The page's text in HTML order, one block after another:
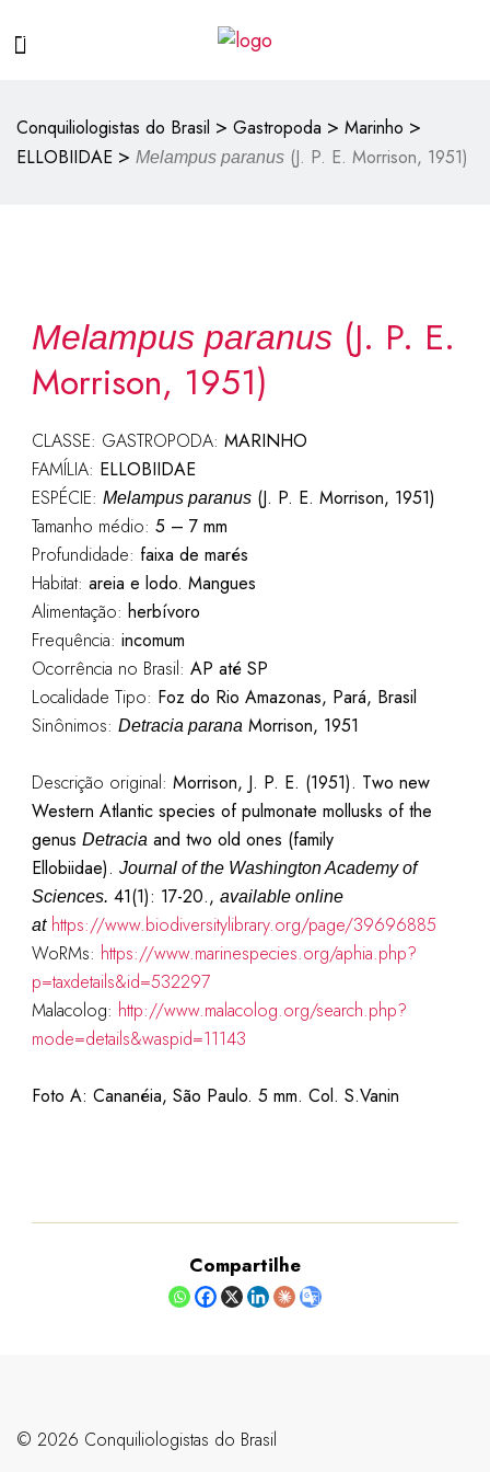
Conquiliologistas do Brasil > Gastropoda > Marinho >
ELLOBIIDAE > Melampus paranus (J. P. E. Morrison, 1951)
Melampus paranus(J. P. E.
Morrison, 1951)
CLASSE: GASTROPODA: MARINHO
FAMÍLIA: ELLOBIIDAE
ESPÉCIE: Melampus paranus(J. P. E. Morrison, 1951)
Tamanho médio: 5 – 7 mm
Profundidade: faixa de marés
Habitat: areia e lodo. Mangues
Alimentação: herbívoro
Frequência: incomum
Ocorrência no Brasil: AP até SP
Localidade Tipo: Foz do Rio Amazonas, Pará, Brasil
Sinônimos: Detracia paranaMorrison, 1951
Descrição original: Morrison, J. P. E. (1951). Two new
Western Atlantic species of pulmonate mollusks of the
genus Detraciaand two old ones (family
Ellobiidae). Journal of the Washington Academy of
Sciences. 41(1): 17-20., available online
at https://www.biodiversitylibrary.org/page/39696885
WoRMs: https://www.marinespecies.org/aphia.php?
p=taxdetails&id=532297
Malacolog: http://www.malacolog.org/search.php?
mode=details&waspid=11143
Foto A: Cananéia, São Paulo. 5 mm. Col. S.Vanin
Compartilhe
©️ 2026 Conquiliologistas do Brasil